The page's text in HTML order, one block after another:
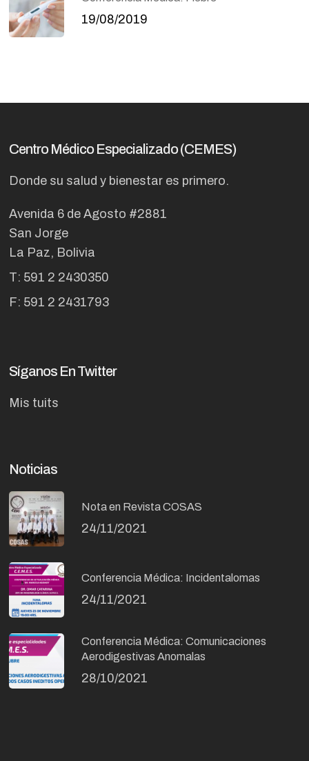
19/08/2019
Centro Médico Especializado (CEMES)
Donde su salud y bienestar es primero.
Avenida 6 de Agosto #2881
San Jorge
La Paz, Bolivia
T: 591 2 2430350
F: 591 2 2431793
Síganos En Twitter
Mis tuits
Noticias
Nota en Revista COSAS
24/11/2021
Conferencia Médica: Incidentalomas
24/11/2021
Conferencia Médica: Comunicaciones
Aerodigestivas Anomalas
28/10/2021